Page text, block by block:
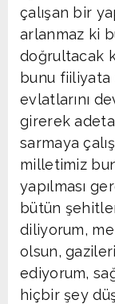
çalışan bir
arlanmaz ki
doğrultacak
bunu fiiliyata
evlatlarını
girerek
sarmaya
milletimiz
yapılması
bütün
diliyorum,
olsun,
ediyorum,
hiçbir şey